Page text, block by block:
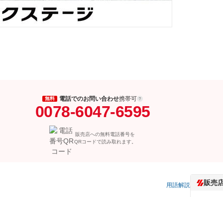
無料 電話でのお問い合わせ携帯可
0078-6047-6595
販売店への無料電話番号を
QRコードで読み取れます。
用語解説 販売